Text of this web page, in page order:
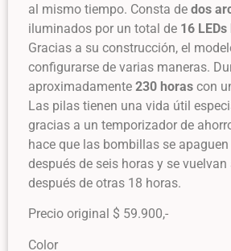
al mismo tiempo. Consta de dos
iluminados por un total de 16
Gracias a su construcción, el
configurarse de varias maneras.
aproximadamente 230 horas con
Las pilas tienen una vida útil
gracias a un temporizador de
hace que las bombillas se
después de seis horas y se vuelvan
después de otras 18 horas.
Precio original $ 59.900,-
Color